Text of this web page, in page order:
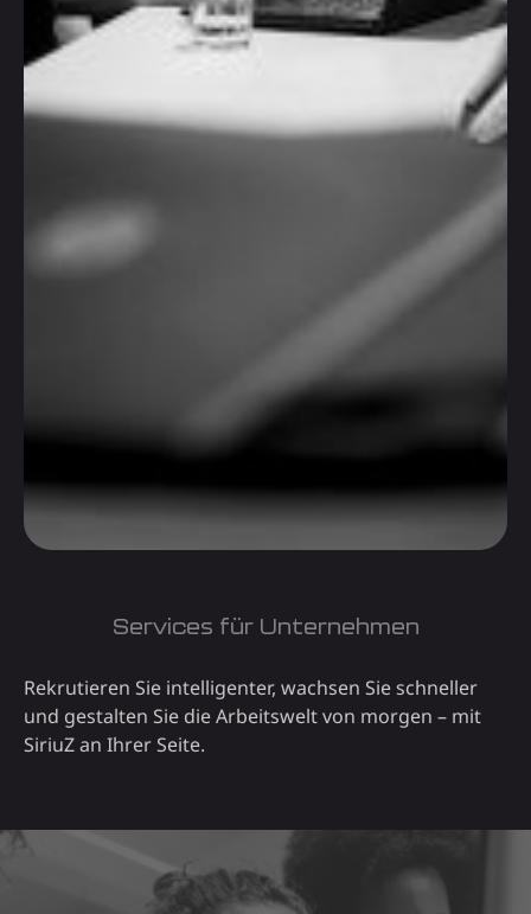
Services für Unternehmen
Rekrutieren Sie intelligenter, wachsen Sie schneller
und gestalten Sie die Arbeitswelt von morgen – mit
SiriuZ an Ihrer Seite.